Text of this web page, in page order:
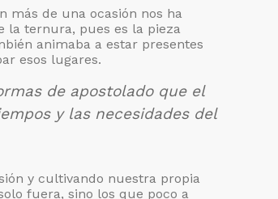
más de una ocasión nos ha
la ternura, pues es la pieza
animaba a estar presentes
esos lugares.
de apostolado que el
y las necesidades del
y cultivando nuestra propia
fuera, sino los que poco a